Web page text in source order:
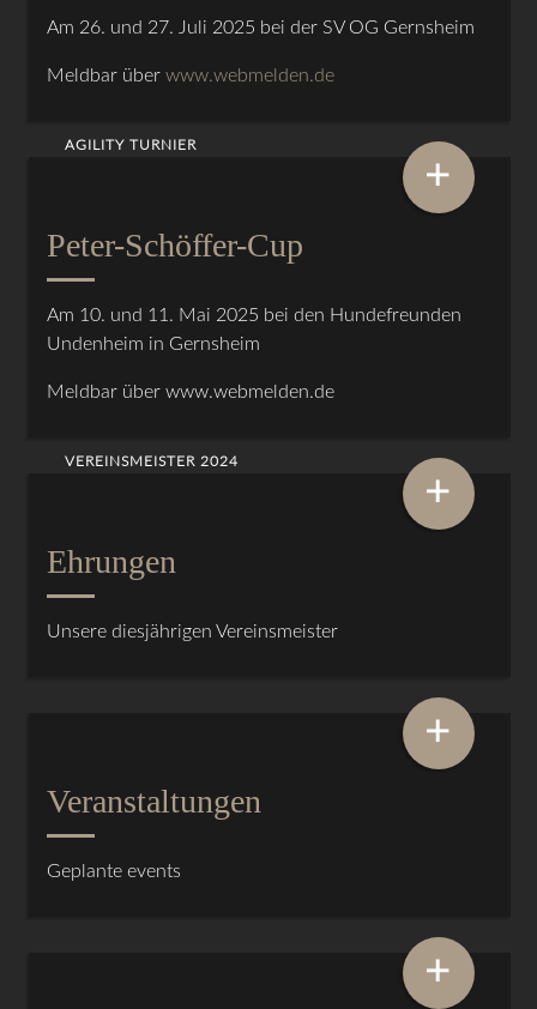
Am 26. und 27. Juli 2025 bei der SV OG Gernsheim
Meldbar überwww.webmelden.de
AGILITY TURNIER
Peter-Schöffer-Cup
Am 10. und 11. Mai 2025 bei den Hundefreunden
Undenheim in Gernsheim
Meldbar über www.webmelden.de
+
VEREINSMEISTER 2024
Ehrungen
Unsere diesjährigen Vereinsmeister
+
Veranstaltungen
Geplante events
+
+